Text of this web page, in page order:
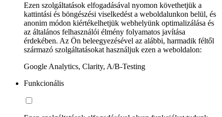
Ezen szolgáltatások elfogadásával nyomon követhetjük a
kattintási és böngészési viselkedést a weboldalunkon belül, és
anonim módon kiértékelhetjük webhelyünk optimalizálása és
az általános felhasználói élmény folyamatos javítása
érdekében. Az Ön beleegyezésével az alábbi, harmadik féltől
származó szolgáltatásokat használjuk ezen a weboldalon:
Google Analytics, Clarity, A/B-Testing
Funkcionális